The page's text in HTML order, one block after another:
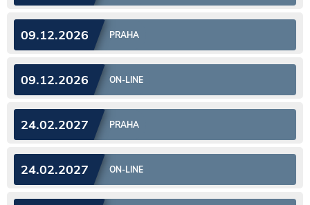
09.12.2026 PRAHA
09.12.2026 ON-LINE
24.02.2027 PRAHA
24.02.2027 ON-LINE